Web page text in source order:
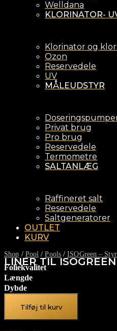
Welldana
KLORINATOR-
Klorinator og
Ozon
Reservedele
UV
MÅLEUDSTYR
Privat brug
Pro brug
Reservedele
Termometre
SALTANLÆG
Raffineret salt
Reservedele
Saltgeneratorer
OUTLET
KURV
Shop / Pool /Pools/ISOGreen –
LINER TIL ISOGREEN
Foliekvalitet
Længde
Dybde
Tilføj til kurv